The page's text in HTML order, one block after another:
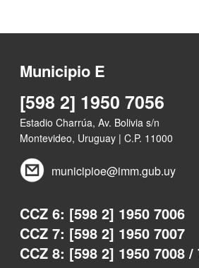
Municipio E
[598 2] 1950 7056
Estadio Charrúa, Av. Bolivia s/n
Montevideo, Uruguay | C.P. 11000
municipioe@imm.gub.uy
CCZ 6: [598 2] 1950 7006
CCZ 7: [598 2] 1950 7007
CCZ 8: [598 2] 1950 7008 /